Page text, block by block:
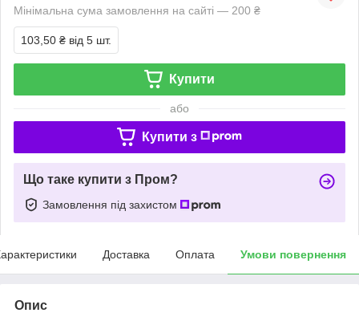
Мінімальна сума замовлення на сайті — 200 ₴
103,50 ₴ від 5 шт.
Купити
або
Купити з
Що таке купити з Пром?
Замовлення під захистом
Доставка Оплата Умови повернення
Опис